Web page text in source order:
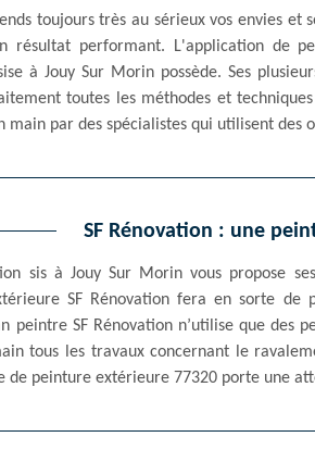
toujours très au sérieux vos envies
résultat performant. L'application de
à Jouy Sur Morin possède. Ses
toutes les méthodes et
main par des spécialistes qui utilisent des
SF Rénovation : une
sis à Jouy Sur Morin vous propose
SF Rénovation fera en sorte
peintre SF Rénovation n’utilise que
tous les travaux concernant le
de peinture extérieure 77320 porte une